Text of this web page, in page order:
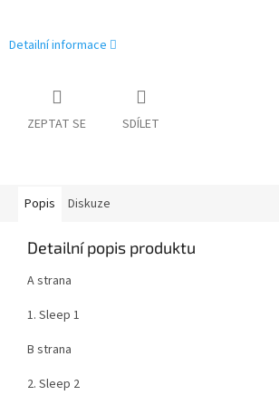
Detailní informace
ZEPTAT SE SDÍLET
Popis Diskuze
Detailní popis produktu
A strana
1. Sleep 1
B strana
2. Sleep 2